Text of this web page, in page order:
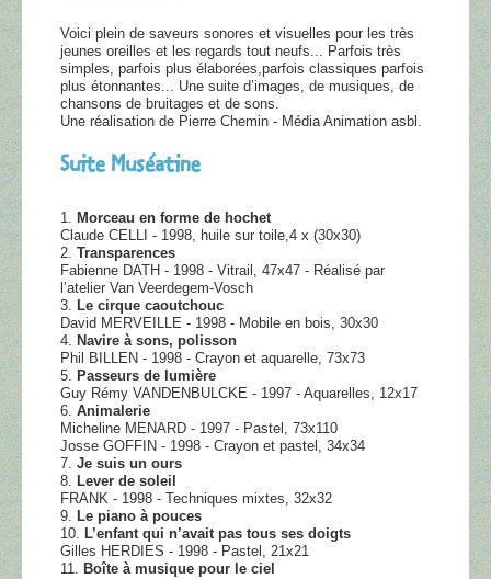
Voici plein de saveurs sonores et visuelles pour les très
jeunes oreilles et les regards tout neufs... Parfois très
simples, parfois plus élaborées,parfois classiques parfois
plus étonnantes... Une suite d’images, de musiques, de
chansons de bruitages et de sons.
Une réalisation de Pierre Chemin - Média Animation asbl.
Suite Muséatine
1. Morceau en forme de hochet
Claude CELLI - 1998, huile sur toile,4 x (30x30)
2. Transparences
Fabienne DATH - 1998 - Vitrail, 47x47 - Réalisé par
l’atelier Van Veerdegem-Vosch
3. Le cirque caoutchouc
David MERVEILLE - 1998 - Mobile en bois, 30x30
4. Navire à sons, polisson
Phil BILLEN - 1998 - Crayon et aquarelle, 73x73
5. Passeurs de lumière
Guy Rémy VANDENBULCKE - 1997 - Aquarelles, 12x17
6. Animalerie
Micheline MENARD - 1997 - Pastel, 73x110
Josse GOFFIN - 1998 - Crayon et pastel, 34x34
7. Je suis un ours
8. Lever de soleil
FRANK - 1998 - Techniques mixtes, 32x32
9. Le piano à pouces
10. L’enfant qui n’avait pas tous ses doigts
Gilles HERDIES - 1998 - Pastel, 21x21
11. Boîte à musique pour le ciel